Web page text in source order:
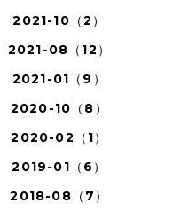
2021-10（2）
2021-08（12）
2021-01（9）
2020-10（8）
2020-02（1）
2019-01（6）
2018-08（7）